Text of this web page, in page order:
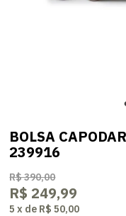
BOLSA
239916
R$ 390,00
R$ 249,99
5 x de R$ 50,00